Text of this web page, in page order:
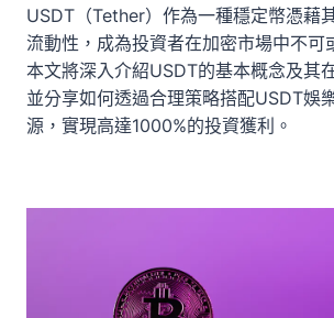
USDT（Tether）作為一種穩定幣憑藉
流動性，成為投資者在加密市場中不可
本文將深入介紹USDT的基本概念及其
並分享如何透過合理策略搭配USDT娛
源，實現高達1000%的投資獲利。